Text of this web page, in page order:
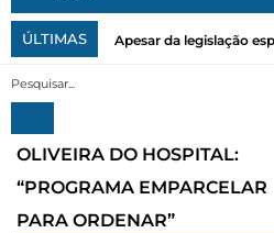
ÚLTIMAS Apesar da legislação
OLIVEIRA DO HOSPITAL:
“PROGRAMA EMPARCELAR
PARA ORDENAR”